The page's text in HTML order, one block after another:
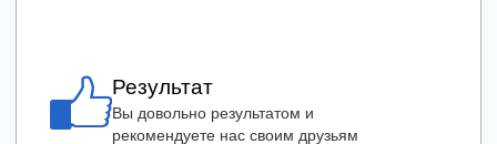
Результат
Вы довольно результатом и
рекомендуете нас своим друзьям